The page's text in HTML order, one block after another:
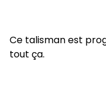
Ce talisman est
tout ça.